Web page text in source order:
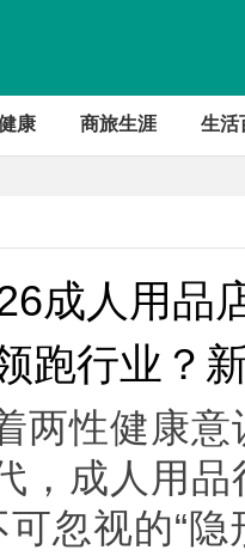
康 商旅生涯 生活
成人用品
跑行业？
两性健康
，成人用品
忽视的“